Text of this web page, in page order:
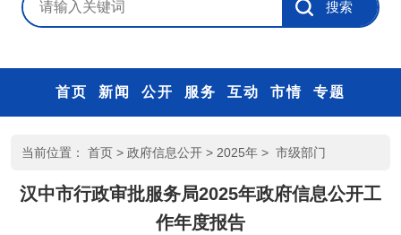
首页 新闻 公开 服务 互动 市情 专题
当前位置： 首页 > 政府信息公开 > 2025年 > 市级部门
汉中市行政审批服务局2025年政府信息公开工
作年度报告